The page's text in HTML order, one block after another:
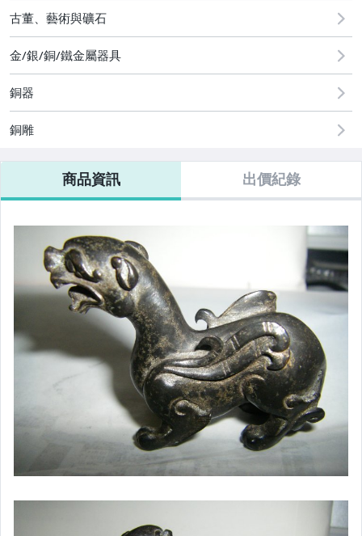
原創設計良品
古董、藝術與礦石
金/銀/銅/鐵金屬器具
銅器
銅雕
商品資訊 出價紀錄